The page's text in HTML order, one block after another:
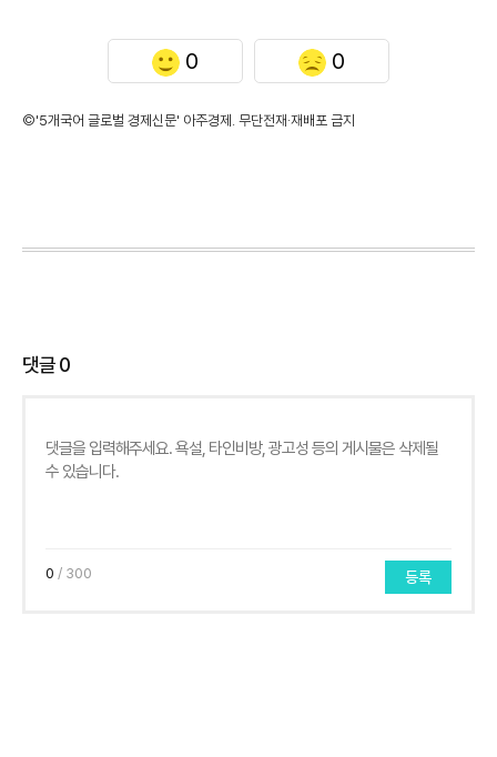
0 0
©'5개국어 글로벌 경제신문' 아주경제. 무단전재·재배포 금지
댓글0
0 / 300 등록